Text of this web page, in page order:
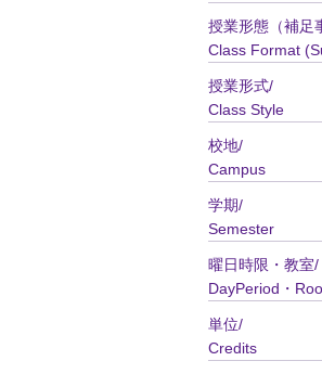
授業形態（補足
Class Format
授業形式/
Class Style
校地/
Campus
学期/
Semester
曜日時限・教室/
DayPeriod・
単位/
Credits